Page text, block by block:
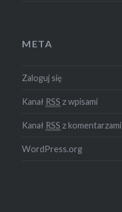
META
Zaloguj się
Kanał RSS z wpisami
Kanał RSS z komentarzami
WordPress.org